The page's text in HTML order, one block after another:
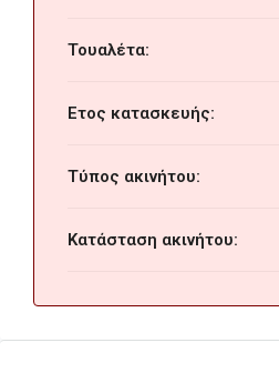
Τουαλέτα:
Ετος κατασκευής:
Τύπος ακινήτου:
Κατάσταση ακινήτου: